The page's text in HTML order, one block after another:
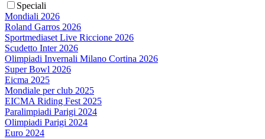
Speciali
Mondiali 2026
Roland Garros 2026
Sportmediaset Live Riccione 2026
Scudetto Inter 2026
Olimpiadi Invernali Milano Cortina 2026
Super Bowl 2026
Eicma 2025
Mondiale per club 2025
EICMA Riding Fest 2025
Paralimpiadi Parigi 2024
Olimpiadi Parigi 2024
Euro 2024